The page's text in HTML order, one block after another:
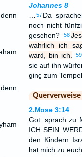
Johannes 8
57 Da
noch nicht
gesehen?
58
wahrlich ich
ward, bin ich.
59
sie auf ihn
ging zum
Querverweise
2.Mose 3:14
Gott sprach zu
ICH SEIN
den Kindern
hat mich zu